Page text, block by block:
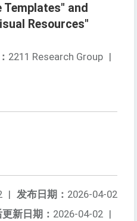
Templates" and
Resources"
2211 Research Group |
发布日期： 2026-04-02
|
新日期： 2026-04-02 |